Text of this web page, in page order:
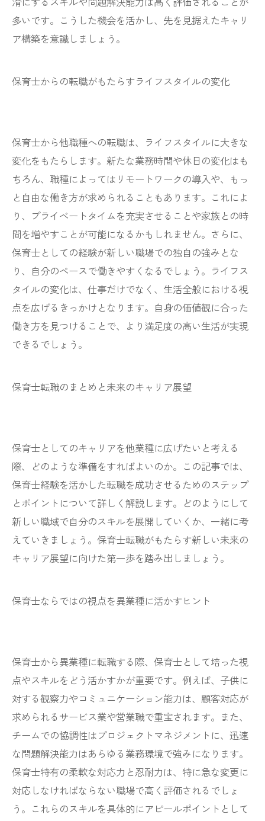
多いです。こうした機会を活かし、先を見据えたキャリ
ア構築を意識しましょう。
保育士からの転職がもたらすライフスタイルの変化
保育士から他職種への転職は、ライフスタイルに大きな
変化をもたらします。新たな業務時間や休日の変化はも
ちろん、職種によってはリモートワークの導入や、もっ
と自由な働き方が求められることもあります。これによ
り、プライベートタイムを充実させることや家族との時
間を増やすことが可能になるかもしれません。さらに、
保育士としての経験が新しい職場での独自の強みとな
り、自分のペースで働きやすくなるでしょう。ライフス
タイルの変化は、仕事だけでなく、生活全般における視
点を広げるきっかけとなります。自身の価値観に合った
働き方を見つけることで、より満足度の高い生活が実現
できるでしょう。
保育士転職のまとめと未来のキャリア展望
保育士としてのキャリアを他業種に広げたいと考える
際、どのような準備をすればよいのか。この記事では、
保育士経験を活かした転職を成功させるためのステップ
とポイントについて詳しく解説します。どのようにして
新しい職域で自分のスキルを展開していくか、一緒に考
えていきましょう。保育士転職がもたらす新しい未来の
キャリア展望に向けた第一歩を踏み出しましょう。
保育士ならではの視点を異業種に活かすヒント
保育士から異業種に転職する際、保育士として培った視
点やスキルをどう活かすかが重要です。例えば、子供に
対する観察力やコミュニケーション能力は、顧客対応が
求められるサービス業や営業職で重宝されます。また、
チームでの協調性はプロジェクトマネジメントに、迅速
な問題解決能力はあらゆる業務環境で強みになります。
保育士特有の柔軟な対応力と忍耐力は、特に急な変更に
対応しなければならない職場で高く評価されるでしょ
う。これらのスキルを具体的にアピールポイントとして